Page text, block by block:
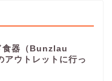
食器（Bunzlau
ウトレットに行っ